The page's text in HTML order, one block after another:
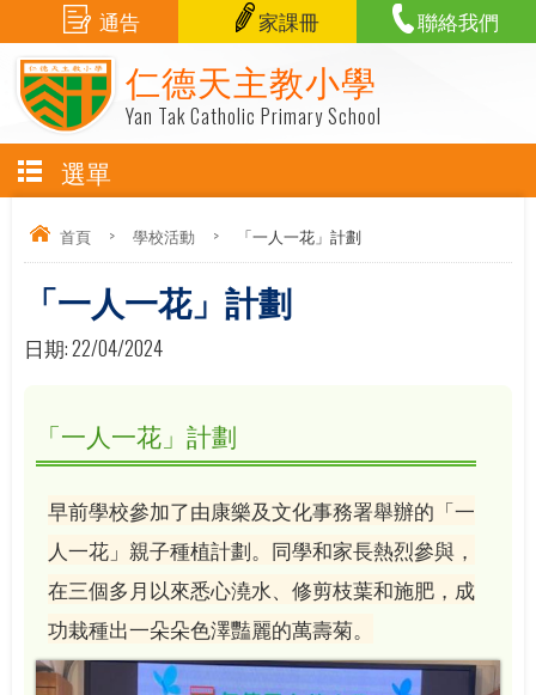
仁德天主教小學
Yan Tak Catholic Primary School
通告 家課冊 聯絡我們
選單
首頁 > 學校活動 > 「一人一花」計劃
「一人一花」計劃
日期:22/04/2024
「一人一花」計劃
早前學校參加了由康樂及文化事務署舉辦的「一
人一花」親子種植計劃。同學和家長熱烈參與，
在三個多月以來悉心澆水、修剪枝葉和施肥，成
功栽種出一朵朵色澤豔麗的萬壽菊。